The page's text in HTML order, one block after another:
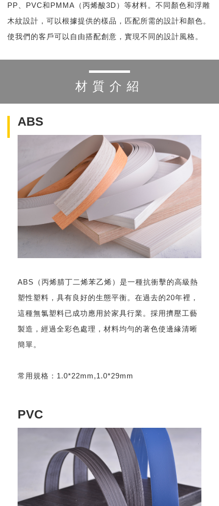
PP、PVC和PMMA（丙烯酸3D）等材料。不同顏色和浮雕
木紋設計，可以根據提供的樣品，匹配所需的設計和顏色。
使我們的客戶可以自由搭配創意，實現不同的設計風格。
材質介紹
ABS
ABS（丙烯腈丁二烯苯乙烯）是一種抗衝擊的高級熱
塑性塑料，具有良好的生態平衡。在過去的20年裡，
這種無氯塑料已成功應用於家具行業。採用擠壓工藝
製造，經過全彩色處理，材料均勻的著色使邊緣清晰
簡單。
常用規格：1.0*22mm,1.0*29mm
PVC